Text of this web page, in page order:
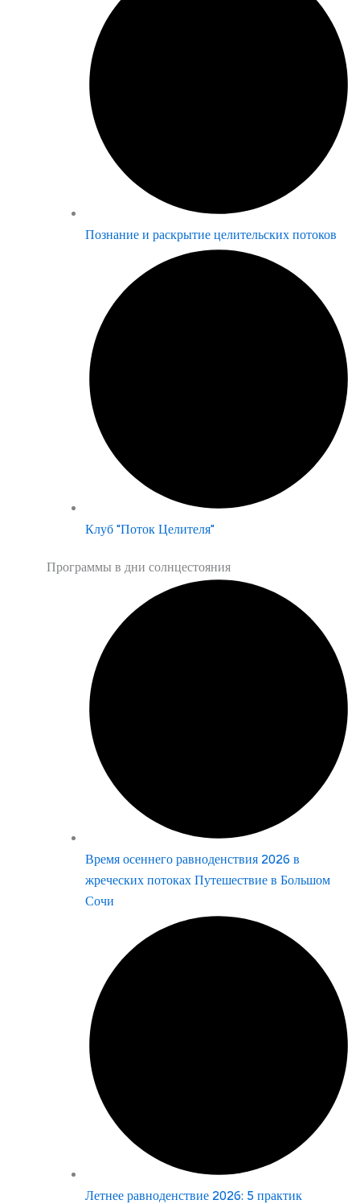
Познание и раскрытие целительских потоков
Клуб "Поток Целителя"
Программы в дни солнцестояния
Время осеннего равноденствия 2026 в
жреческих потоках Путешествие в Большом
Сочи
Летнее равноденствие 2026: 5 практик